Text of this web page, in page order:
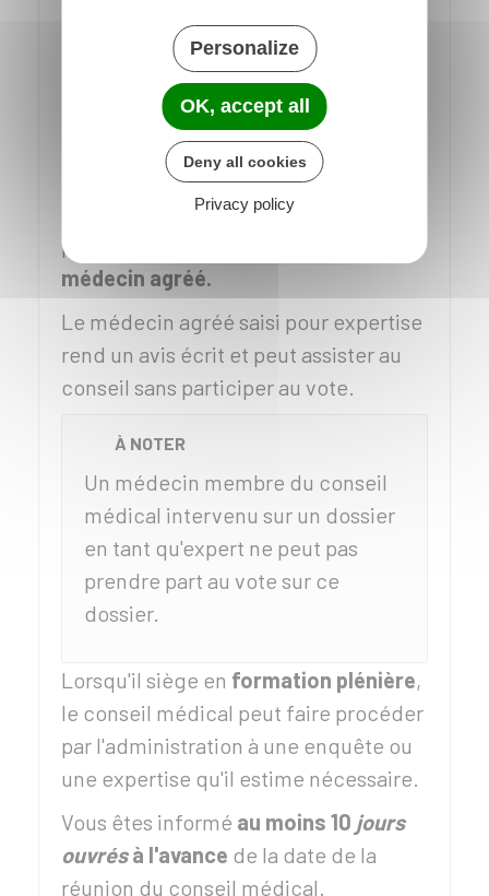
ou à votre demande.
Le médecin président du conseil
médical instruit le dossier. Il peut
confier l'instruction à un autre
médecin, membre du conseil.
Le médecin chargé de l'instruction
peut recourir à
médecin agréé.
Le médecin agréé saisi pour expertise
rend un avis écrit et peut assister au
conseil sans participer au vote.
À NOTER
Un médecin membre du conseil
médical intervenu sur un dossier
en tant qu'expert ne peut pas
prendre part au vote sur ce
dossier.
Lorsqu'il siège en formation plénière,
le conseil médical peut faire procéder
par l'administration à une enquête ou
une expertise qu'il estime nécessaire.
Vous êtes informé au moins 10 jours
ouvrésà l'avance de la date de la
réunion du conseil médical.
Personalize
OK, accept all
Deny all cookies
Privacy policy